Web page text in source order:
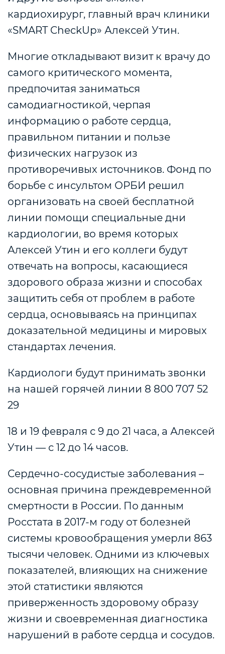
кардиохирург, главный врач клиники
«SMART CheckUp» Алексей Утин.
Многие откладывают визит к врачу до
самого критического момента,
предпочитая заниматься
самодиагностикой, черпая
информацию о работе сердца,
правильном питании и пользе
физических нагрузок из
противоречивых источников. Фонд по
борьбе с инсультом ОРБИ решил
организовать на своей бесплатной
линии помощи специальные дни
кардиологии, во время которых
Алексей Утин и его коллеги будут
отвечать на вопросы, касающиеся
здорового образа жизни и способах
защитить себя от проблем в работе
сердца, основываясь на принципах
доказательной медицины и мировых
стандартах лечения.
Кардиологи будут принимать звонки
на нашей горячей линии 8 800 707 52
29
18 и 19 февраля с 9 до 21 часа, а Алексей
Утин — с 12 до 14 часов.
Сердечно-сосудистые заболевания –
основная причина преждевременной
смертности в России. По данным
Росстата в 2017-м году от болезней
системы кровообращения умерли 863
тысячи человек. Одними из ключевых
показателей, влияющих на снижение
этой статистики являются
приверженность здоровому образу
жизни и своевременная диагностика
нарушений в работе сердца и сосудов.